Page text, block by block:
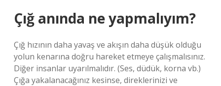
Çığ anında ne yapmalıyım?
Çığ hızının daha yavaş ve akışın daha düşük olduğu
yolun kenarına doğru hareket etmeye çalışmalısınız.
Diğer insanlar uyarılmalıdır. (Ses, düdük, korna vb.)
Çığa yakalanacağınız kesinse, direklerinizi ve